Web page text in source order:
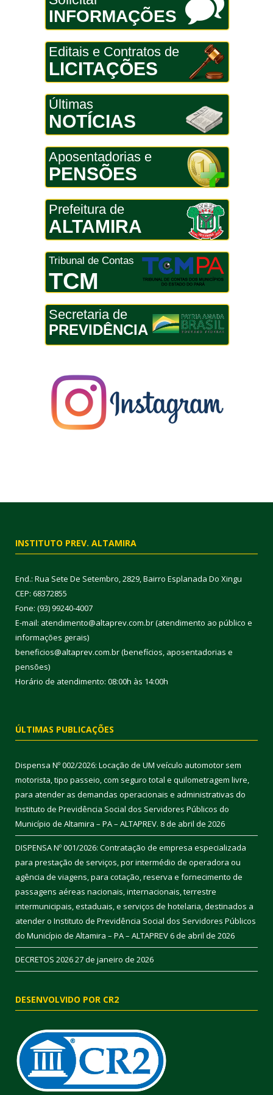
INFORMAÇÕES
Editais e Contratos de
LICITAÇÕES
Últimas
NOTÍCIAS
Aposentadorias e
PENSÕES
Prefeitura de
ALTAMIRA
Tribunal de Contas
TCM
Secretaria de
PREVIDÊNCIA
INSTITUTO PREV. ALTAMIRA
End.: Rua Sete De Setembro, 2829, Bairro Esplanada Do Xingu
CEP: 68372855
Fone: (93) 99240-4007
E-mail: atendimento@altaprev.com.br (atendimento ao público e
informações gerais)
beneficios@altaprev.com.br (benefícios, aposentadorias e
pensões)
Horário de atendimento: 08:00h às 14:00h
ÚLTIMAS PUBLICAÇÕES
Dispensa Nº 002/2026: Locação de UM veículo automotor sem
motorista, tipo passeio, com seguro total e quilometragem livre,
para atender as demandas operacionais e administrativas do
Instituto de Previdência Social dos Servidores Públicos do
Município de Altamira – PA – ALTAPREV. 8 de abril de 2026
DISPENSA Nº 001/2026: Contratação de empresa especializada
para prestação de serviços, por intermédio de operadora ou
agência de viagens, para cotação, reserva e fornecimento de
passagens aéreas nacionais, internacionais, terrestre
intermunicipais, estaduais, e serviços de hotelaria, destinados a
atender o Instituto de Previdência Social dos Servidores Públicos
do Município de Altamira – PA – ALTAPREV6 de abril de 2026
DECRETOS 202627 de janeiro de 2026
DESENVOLVIDO POR CR2